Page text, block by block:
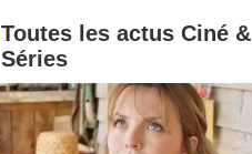
Toutes les actus Ciné &
Séries